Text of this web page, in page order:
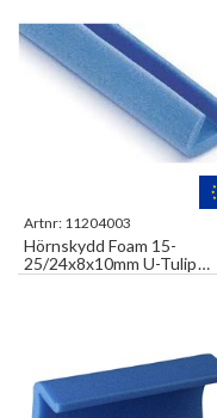
Artnr: 11204003
Hörnskydd Foam 15-
25/24x8x10mm U-Tulip
Corner